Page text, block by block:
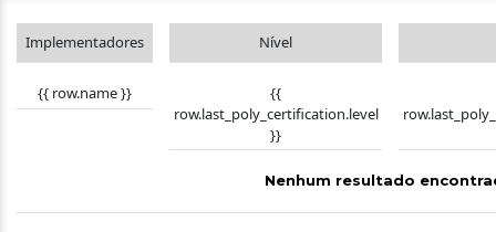
Implementadores Nível
{{ row.name }}
{{
row.last_poly_certification.level
}}
Nenhum resultado